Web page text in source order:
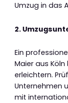
Umzug in das
2.
Ein
Maier aus
erleichtern.
Unternehmen
mit